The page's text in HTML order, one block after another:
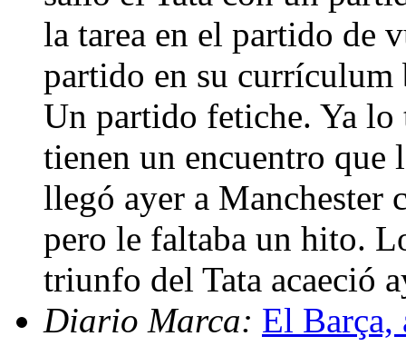
la tarea en el partido de
partido en su currículum
Un partido fetiche. Ya lo
tienen un encuentro que
llegó ayer a Manchester
pero le faltaba un hito.
triunfo del Tata acaeció
Diario Marca: El Barça,